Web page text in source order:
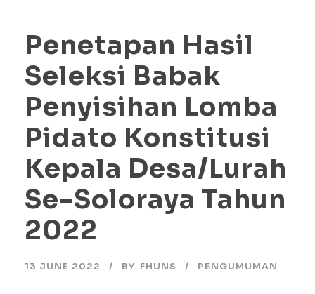
Penetapan Hasil
Seleksi Babak
Penyisihan Lomba
Pidato Konstitusi
Kepala Desa/Lurah
Se-Soloraya Tahun
2022
13 JUNE 2022 BY FHUNS PENGUMUMAN